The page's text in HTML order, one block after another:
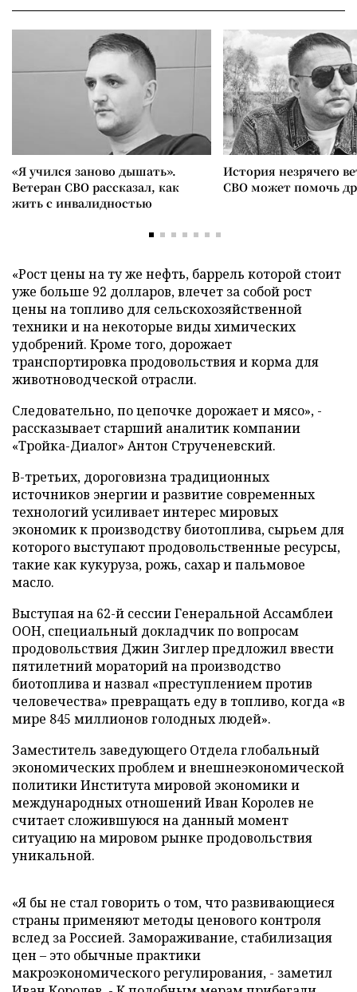
«Я учился заново дышать».
Ветеран СВО рассказал, как
жить с инвалидностью
История незрячего
СВО может помочь
«Рост цены на ту же нефть, баррель которой стоит
уже больше 92 долларов, влечет за собой рост
цены на топливо для сельскохозяйственной
техники и на некоторые виды химических
удобрений. Кроме того, дорожает
транспортировка продовольствия и корма для
животноводческой отрасли.
Следовательно, по цепочке дорожает и мясо», -
рассказывает старший аналитик компании
«Тройка-Диалог» Антон Струченевский.
В-третьих, дороговизна традиционных
источников энергии и развитие современных
технологий усиливает интерес мировых
экономик к производству биотоплива, сырьем для
которого выступают продовольственные ресурсы,
такие как кукуруза, рожь, сахар и пальмовое
масло.
Выступая на 62-й сессии Генеральной Ассамблеи
ООН, специальный докладчик по вопросам
продовольствия Джин Зиглер предложил ввести
пятилетний мораторий на производство
биотоплива и назвал «преступлением против
человечества» превращать еду в топливо, когда «в
мире 845 миллионов голодных людей».
Заместитель заведующего Отдела глобальный
экономических проблем и внешнеэкономической
политики Института мировой экономики и
международных отношений Иван Королев не
считает сложившуюся на данный момент
ситуацию на мировом рынке продовольствия
уникальной.
«Я бы не стал говорить о том, что развивающиеся
страны применяют методы ценового контроля
вслед за Россией. Замораживание, стабилизация
цен – это обычные практики
макроэкономического регулирования, - заметил